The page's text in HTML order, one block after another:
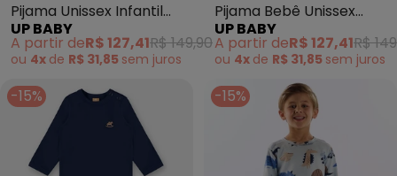
Pijama Unissex Infantil
Suedine Branco
UP BABY
A partir deR$ 127,41R$ 149,90
ou 4x de R$ 31,85 sem juros
Pijama Bebê Unissex
Térmica Branco
UP BABY
A partir deR$ 127,41R$
ou 4x de R$ 31,85 sem juros
-15% -15%